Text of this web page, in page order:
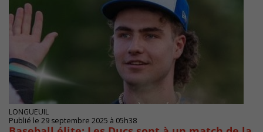
LONGUEUIL
Publié le 29 septembre 2025 à 05h38